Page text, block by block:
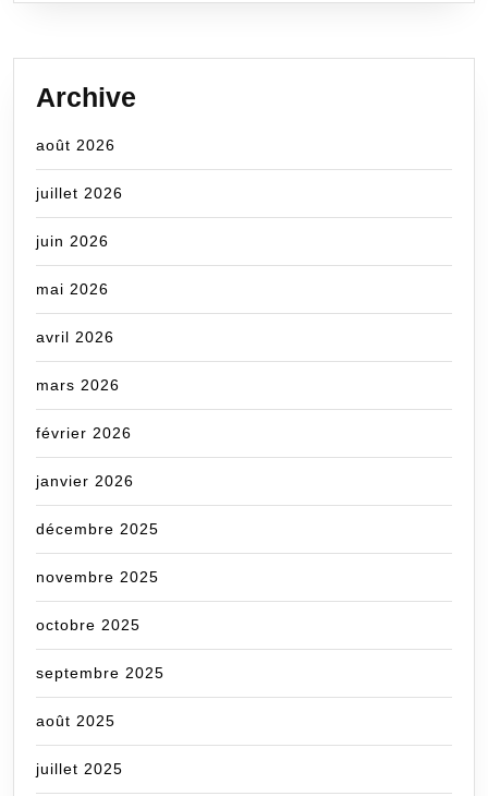
Archive
août 2026
juillet 2026
juin 2026
mai 2026
avril 2026
mars 2026
février 2026
janvier 2026
décembre 2025
novembre 2025
octobre 2025
septembre 2025
août 2025
juillet 2025